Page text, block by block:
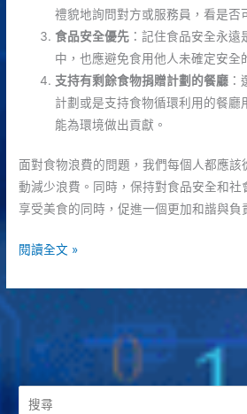
禮貌地詢問對方或服務員，看是否
食品安全優先 ：記住食品安全永
中，也應避免食用他人未確定安全
支持有剩餘食物捐贈計劃的餐廳
計劃或是支持食物循環利用的餐廳
能為環境做出貢獻。
面對食物浪費的問題，我們每個人都應該
動減少浪費。同時，保持對食品安全和社
享受美食的同時，促進一個更加和諧與負
節
還
秘
閱讀全文 »
搜